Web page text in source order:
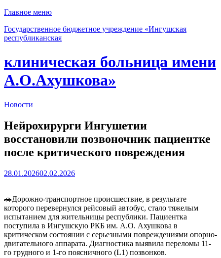
Главное меню
Государственное бюджетное учреждение «Ингушская
республиканская
клиническая больница имени
А.О.Ахушкова»
Новости
Нейрохирурги Ингушетии
восстановили позвоночник пациентке
после критического повреждения
28.01.202602.02.2026
🚗Дорожно-транспортное происшествие, в результате
которого перевернулся рейсовый автобус, стало тяжелым
испытанием для жительницы республики. Пациентка
поступила в Ингушскую РКБ им. А.О. Ахушкова в
критическом состоянии с серьезными повреждениями опорно-
двигательного аппарата. Диагностика выявила переломы 11-
го грудного и 1-го поясничного (L1) позвонков.